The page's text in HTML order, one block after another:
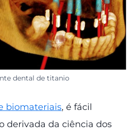
dental de titanio
biomateriais, é fácil
derivada da ciência dos